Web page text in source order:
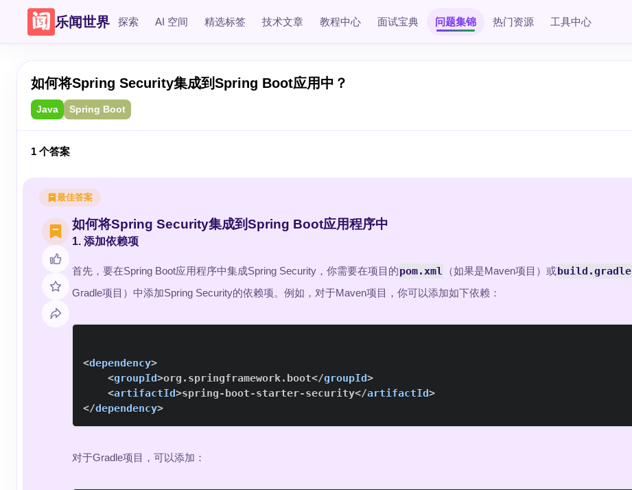
乐闻世界 探索 AI 空间 精选标签 技术文章 教程中心 面试宝典 问题集锦 热门资源 工具中心
如何将Spring Security集成到Spring Boot应用中？
Java Spring Boot
1 个答案
最佳答案
如何将Spring Security集成到Spring Boot应用程序中
1. 添加依赖项
首先，要在Spring Boot应用程序中集成Spring Security，你需要在项目的pom.xml （如果是Maven项目）或build.gradle
Gradle项目）中添加Spring Security的依赖项。例如，对于Maven项目，你可以添加如下依赖：
<dependency>
<groupId>org.springframework.boot</groupId>
<artifactId>spring-boot-starter-security</artifactId>
</dependency>
对于Gradle项目，可以添加：